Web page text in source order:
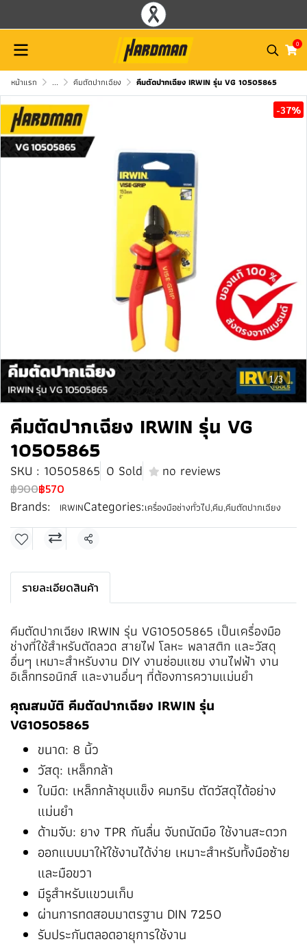
0
หน้าแรก ... คีมตัดปากเฉียง คีมตัดปากเฉียง IRWIN รุ่น VG 10505865
1/3
-37%
คีมตัดปากเฉียง IRWIN รุ่น VG
10505865
SKU : 10505865 0 Sold no reviews
฿900฿570
Brands: IRWINCategories:เครื่องมือช่างทั่วไป,คีม,คีมตัดปากเฉียง
Share
รายละเอียดสินค้า
คีมตัดปากเฉียง IRWIN รุ่น VG10505865 เป็นเครื่องมือ
ช่างที่ใช้สำหรับตัดลวด สายไฟ โลหะ พลาสติก และวัสดุ
อื่นๆ เหมาะสำหรับงาน DIY งานซ่อมแซม งานไฟฟ้า งาน
อิเล็กทรอนิกส์ และงานอื่นๆ ที่ต้องการความแม่นยำ
คุณสมบัติ คีมตัดปากเฉียง IRWIN รุ่น
VG10505865
ขนาด: 8 นิ้ว
วัสดุ: เหล็กกล้า
ใบมีด: เหล็กกล้าชุบแข็ง คมกริบ ตัดวัสดุได้อย่าง
แม่นยำ
ด้ามจับ: ยาง TPR กันลื่น จับถนัดมือ ใช้งานสะดวก
ออกแบบมาให้ใช้งานได้ง่าย เหมาะสำหรับทั้งมือซ้าย
และมือขวา
มีรูสำหรับแขวนเก็บ
ผ่านการทดสอบมาตรฐาน DIN 7250
รับประกันตลอดอายุการใช้งาน